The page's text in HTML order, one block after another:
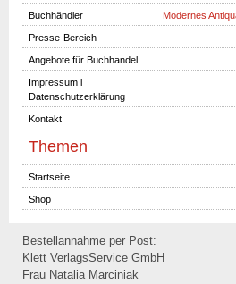
Buchhändler Modernes
Presse-Bereich
Angebote für Buchhandel
Impressum l
Datenschutzerklärung
Kontakt
Themen
Startseite
Shop
Bestellannahme per Post:
Klett VerlagsService GmbH
Frau Natalia Marciniak